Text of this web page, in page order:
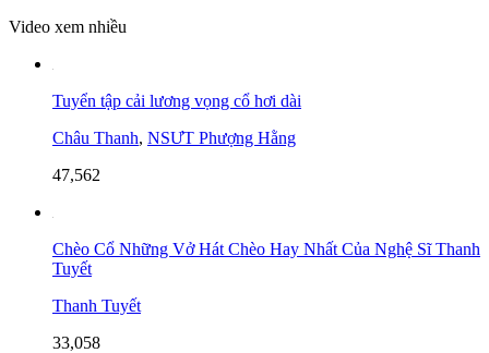
Video xem nhiều
Tuyển tập cải lương vọng cổ hơi dài
Châu Thanh, NSƯT Phượng Hằng
47,562
Chèo Cổ Những Vở Hát Chèo Hay Nhất Của Nghệ Sĩ Thanh
Tuyết
Thanh Tuyết
33,058